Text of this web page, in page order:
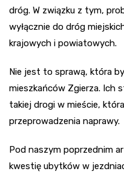
dróg. W związku z tym,
wyłącznie do dróg
krajowych i powiatowych.
Nie jest to sprawą, która
mieszkańców Zgierza. Ich
takiej drogi w mieście,
przeprowadzenia naprawy.
Pod naszym poprzednim
kwestię ubytków w